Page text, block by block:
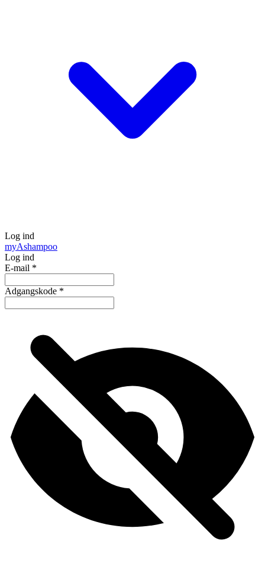
Log ind
myAshampoo
Log ind
E-mail *
Adgangskode *